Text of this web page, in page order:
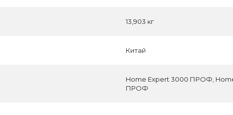
13,903 кг
Китай
Home Expert 3000 ПРОФ,
ПРОФ